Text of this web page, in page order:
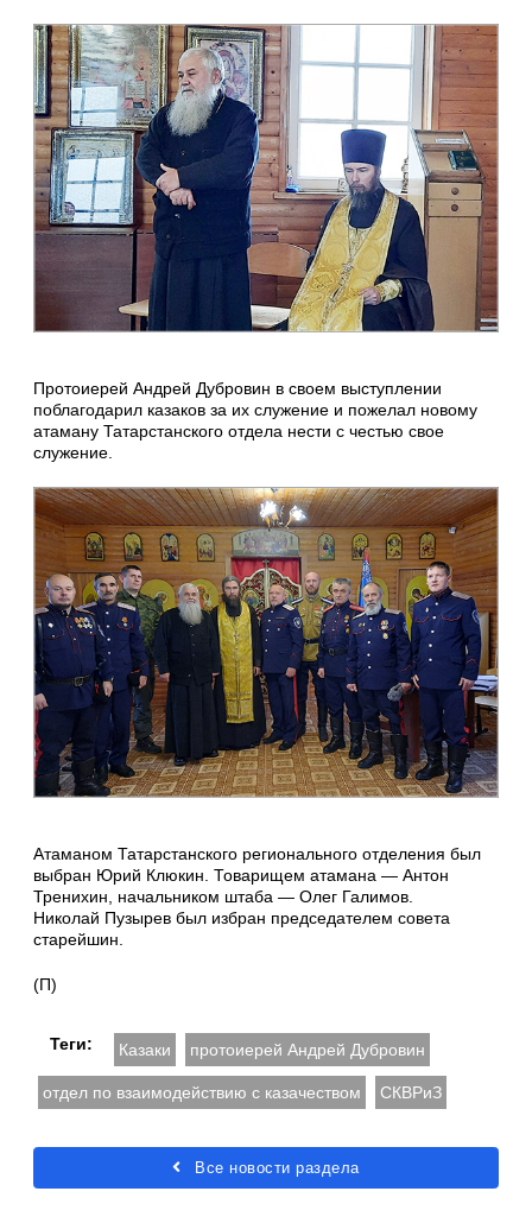
Протоиерей Андрей Дубровин в своем выступлении
поблагодарил казаков за их служение и пожелал новому
атаману Татарстанского отдела нести с честью свое
служение.
Атаманом Татарстанского регионального отделения был
выбран Юрий Клюкин. Товарищем атамана — Антон
Тренихин, начальником штаба — Олег Галимов.
Николай Пузырев был избран председателем совета
старейшин.
(П)
Теги: Казаки протоиерей Андрей Дубровин
отдел по взаимодействию с казачеством СКВРиЗ
Все новости раздела